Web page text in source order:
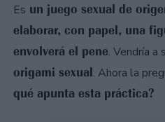
Es un juego sexual de
elaborar, con papel, una
envolverá el pene. Vendría a
origami sexual. Ahora la
qué apunta esta práctica?